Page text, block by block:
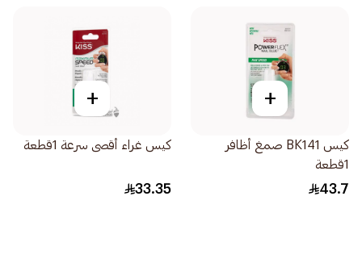
+
كيس BK141 صمغ أظافر
1قطعة
43.7
+
كيس غراء أقصى سرعة 1قطعة
33.35